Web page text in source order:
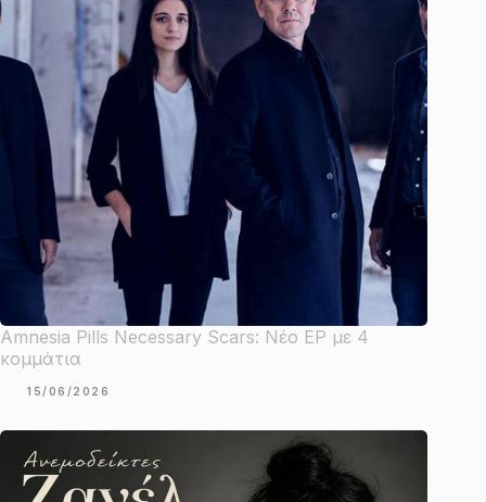
Amnesia Pills Necessary Scars: Νέο EP με 4
κομμάτια
15/06/2026